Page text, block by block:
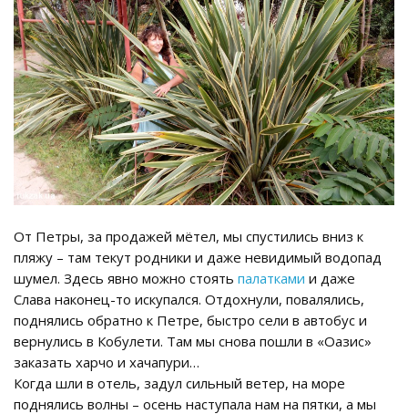
От Петры, за продажей мётел, мы спустились вниз к
пляжу – там текут родники и даже невидимый водопад
шумел. Здесь явно можно стоять палатками и даже
Слава наконец-то искупался. Отдохнули, повалялись,
поднялись обратно к Петре, быстро сели в автобус и
вернулись в Кобулети. Там мы снова пошли в «Оазис»
заказать харчо и хачапури…
Когда шли в отель, задул сильный ветер, на море
поднялись волны – осень наступала нам на пятки, а мы